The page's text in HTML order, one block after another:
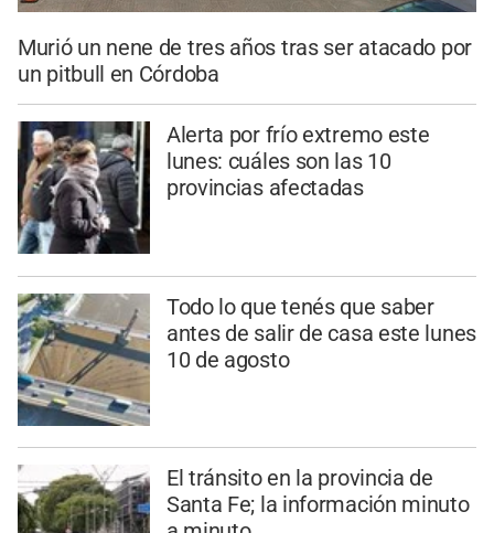
Murió un nene de tres años tras ser atacado por
un pitbull en Córdoba
Alerta por frío extremo este
lunes: cuáles son las 10
provincias afectadas
Todo lo que tenés que saber
antes de salir de casa este lunes
10 de agosto
El tránsito en la provincia de
Santa Fe; la información minuto